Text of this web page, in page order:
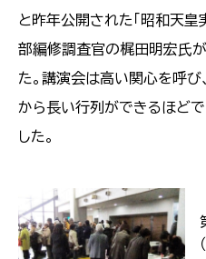
と昨年公開された「昭和天皇
部編修調査官の梶田明宏氏
た。講演会は高い関心を呼び
から長い行列ができるほど
した。